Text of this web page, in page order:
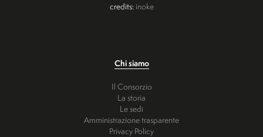
credits: inoke
Chi siamo
Il Consorzio
La storia
Le sedi
Amministrazione trasparente
Privacy Policy